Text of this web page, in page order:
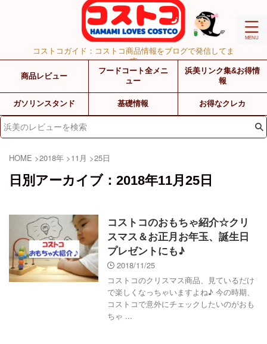
コストコガイド：コストコ商品情報をブログで発信してま
す
商品レビュー
フードコート全メニ
ュー
浜美リンク集&お得情
報
ガソリンスタンド 基礎情報 お得なクレカ
HOME >2018年 >11月 >25日
日別アーカイブ：2018年11月25日
コストコのおもちゃ紹介☆クリ
スマス＆お正月お年玉、誕生日
プレゼントにも♪
2018/11/25
コストコのクリスマス商品、見ているだけ
で楽しくなっちゃいますよね♪ 今の時期、
コストコで意外にチェックしたいのがおも
ちゃ ...